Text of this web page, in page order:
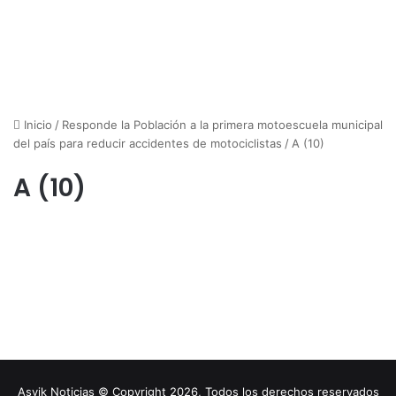
Inicio / Responde la Población a la primera motoescuela municipal
del país para reducir accidentes de motociclistas / A (10)
A (10)
Asvik Noticias © Copyright 2026, Todos los derechos reservados